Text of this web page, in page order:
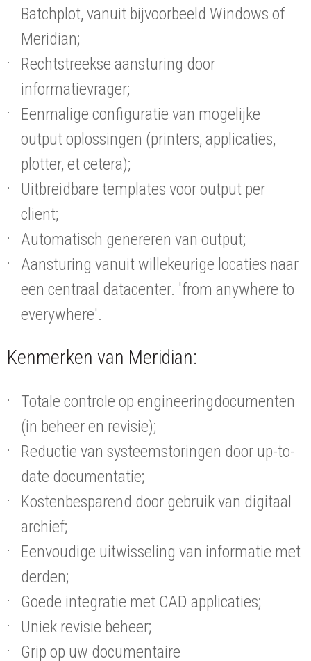
Batchplot, vanuit bijvoorbeeld Windows of
Meridian;
Rechtstreekse aansturing door
informatievrager;
Eenmalige configuratie van mogelijke
output oplossingen (printers, applicaties,
plotter, et cetera);
Uitbreidbare templates voor output per
client;
Automatisch genereren van output;
Aansturing vanuit willekeurige locaties naar
een centraal datacenter. 'from anywhere to
everywhere'.
Kenmerken van Meridian:
Totale controle op engineeringdocumenten
(in beheer en revisie);
Reductie van systeemstoringen door up-to-
date documentatie;
Kostenbesparend door gebruik van digitaal
archief;
Eenvoudige uitwisseling van informatie met
derden;
Goede integratie met CAD applicaties;
Uniek revisie beheer;
Grip op uw documentaire